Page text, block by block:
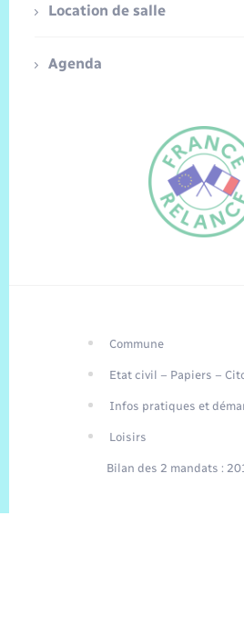
Traduction du
EN
Location de salle
Agenda
Commune
Etat civil – Papiers –
Infos pratiques et
Loisirs
Bilan des 2 mandats :